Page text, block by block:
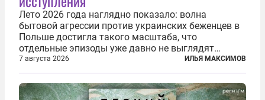
Лето 2026 года наглядно показало: волна
бытовой агрессии против украинских беженцев в
Польше достигла такого масштаба, что
отдельные эпизоды уже давно не выглядят
случайными. Поляки, судя по происходящему,
буквально теряют рассудок от ненависти к
украинским беженцам, и каждый новый случай
по-своему...
7 августа 2026 ИЛЬЯ МАКСИМОВ